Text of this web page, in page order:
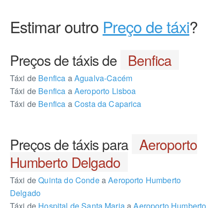
Estimar outro Preço de táxi?
Preços de táxis de Benfica
Táxi de Benfica aAgualva-Cacém
Táxi de Benfica aAeroporto Lisboa
Táxi de Benfica aCosta da Caparica
Preços de táxis para Aeroporto
Humberto Delgado
Táxi deQuinta do CondeaAeroporto Humberto
Delgado